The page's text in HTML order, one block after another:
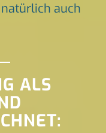
auch
ALS